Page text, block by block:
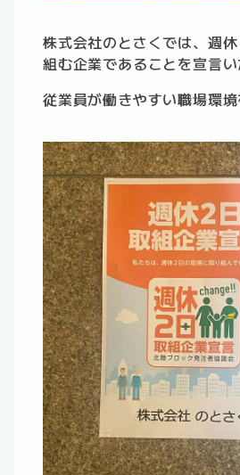
株式会社のとさくでは、週
組む企業であることを宣言い
従業員が働きやすい職場環境